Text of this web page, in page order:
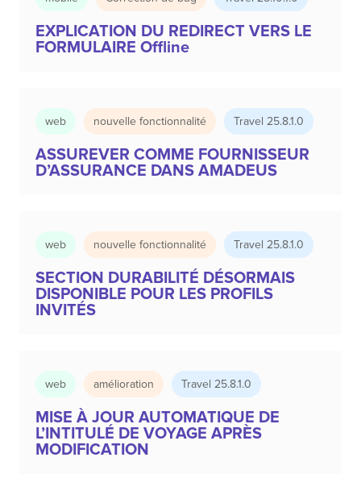
EXPLICATION DU REDIRECT VERS LE
FORMULAIRE Offline
web nouvelle fonctionnalité Travel 25.8.1.0
ASSUREVER COMME FOURNISSEUR
D’ASSURANCE DANS AMADEUS
web nouvelle fonctionnalité Travel 25.8.1.0
SECTION DURABILITÉ DÉSORMAIS
DISPONIBLE POUR LES PROFILS
INVITÉS
web amélioration Travel 25.8.1.0
MISE À JOUR AUTOMATIQUE DE
L’INTITULÉ DE VOYAGE APRÈS
MODIFICATION